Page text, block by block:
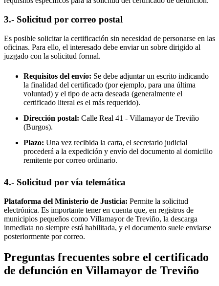
3.- Solicitud por correo postal
Es posible solicitar la certificación sin necesidad de personarse en las
oficinas. Para ello, el interesado debe enviar un sobre dirigido al
juzgado con la solicitud formal.
Requisitos del envío: Se debe adjuntar un escrito indicando
la finalidad del certificado (por ejemplo, para una última
voluntad) y el tipo de acta deseada (generalmente el
certificado literal es el más requerido).
Dirección postal: Calle Real 41 - Villamayor de Treviño
(Burgos).
Plazo: Una vez recibida la carta, el secretario judicial
procederá a la expedición y envío del documento al domicilio
remitente por correo ordinario.
4.- Solicitud por vía telemática
Plataforma del Ministerio de Justicia: Permite la solicitud
electrónica. Es importante tener en cuenta que, en registros de
municipios pequeños como Villamayor de Treviño, la descarga
inmediata no siempre está habilitada, y el documento suele enviarse
posteriormente por correo.
Preguntas frecuentes sobre el certificado
de defunción en Villamayor de Treviño